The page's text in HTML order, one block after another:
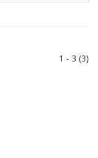
1 - 3 (3)